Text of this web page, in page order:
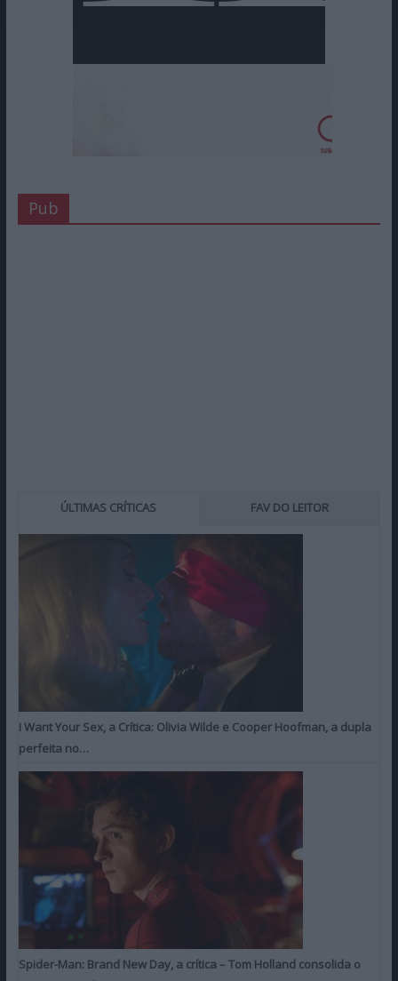
Pub
ÚLTIMAS CRÍTICAS FAV DO LEITOR
I Want Your Sex, a Crítica: Olivia Wilde e Cooper Hoofman, a dupla
perfeita no…
Spider-Man: Brand New Day, a crítica – Tom Holland consolida o